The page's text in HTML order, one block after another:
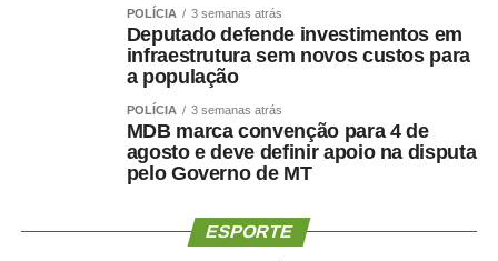
muito restritivas ou a tratamentos sem acompanhamento
Mesmo com o avanço dos medicamentos para
obesidade, o objetivo não deve ser apenas reduzir o
número na balança. O tratamento precisa preservar
músculo, reduzir gordura visceral, melhorar o
O paciente não deve apenas ficar mais leve. Deve
POLÍCIA 3 semanas atrás
Deputado defende investimentos em
infraestrutura sem novos custos para
a população
POLÍCIA 3 semanas atrás
MDB marca convenção para 4 de
agosto e deve definir apoio na disputa
pelo Governo de MT
ESPORTE